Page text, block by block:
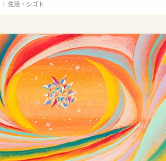
生活・シゴト